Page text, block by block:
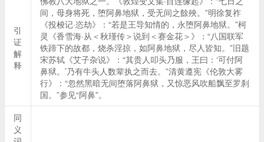
引
证
解
释
间，母身将死，堕阿鼻地狱，受无间之餘殃。”明徐复祚
《投梭记·恣劫》：“若是王导知情的，永堕阿鼻地狱。”柯
灵《香雪海·从＜秋瑾传＞说到＜赛金花＞》：“八国联军
铁蹄下的故都，烧杀淫掠，如阿鼻地狱，尽人皆知。”旧题
宋苏轼《艾子杂说》：“其贵人叩头乃服，王曰：‘可付阿
鼻狱。’乃有牛头人数辈执之而去。”清黄遵宪《伦敦大雾
行》：“忽然黑暗无间堕落阿鼻狱，又惊恶风吹船飘至罗刹
国。”参见“阿鼻”。
同
义